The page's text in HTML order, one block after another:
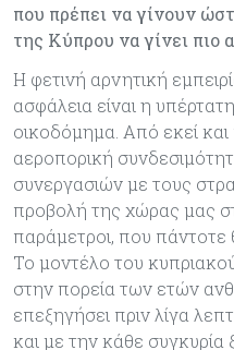
που πρέπει να γίνουν
της Κύπρου να γίνει πιο
Η φετινή αρνητική
ασφάλεια είναι η
οικοδόμημα. Από εκεί
αεροπορική
συνεργασιών με τους
προβολή της χώρας μας
παράμετροι, που πάντοτε
Το μοντέλο του
στην πορεία των ετών
επεξηγήσει πριν λίγα
και με την κάθε συγκυρία